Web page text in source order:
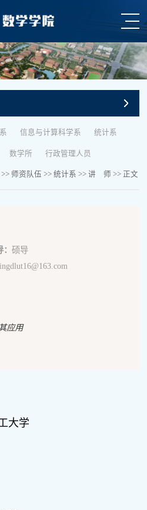
信息与计算科学系 统计系
数学所 行政管理人员
>> 师资队伍 >> 统计系 >> 讲 师 >> 正文
硕导
应用
大学